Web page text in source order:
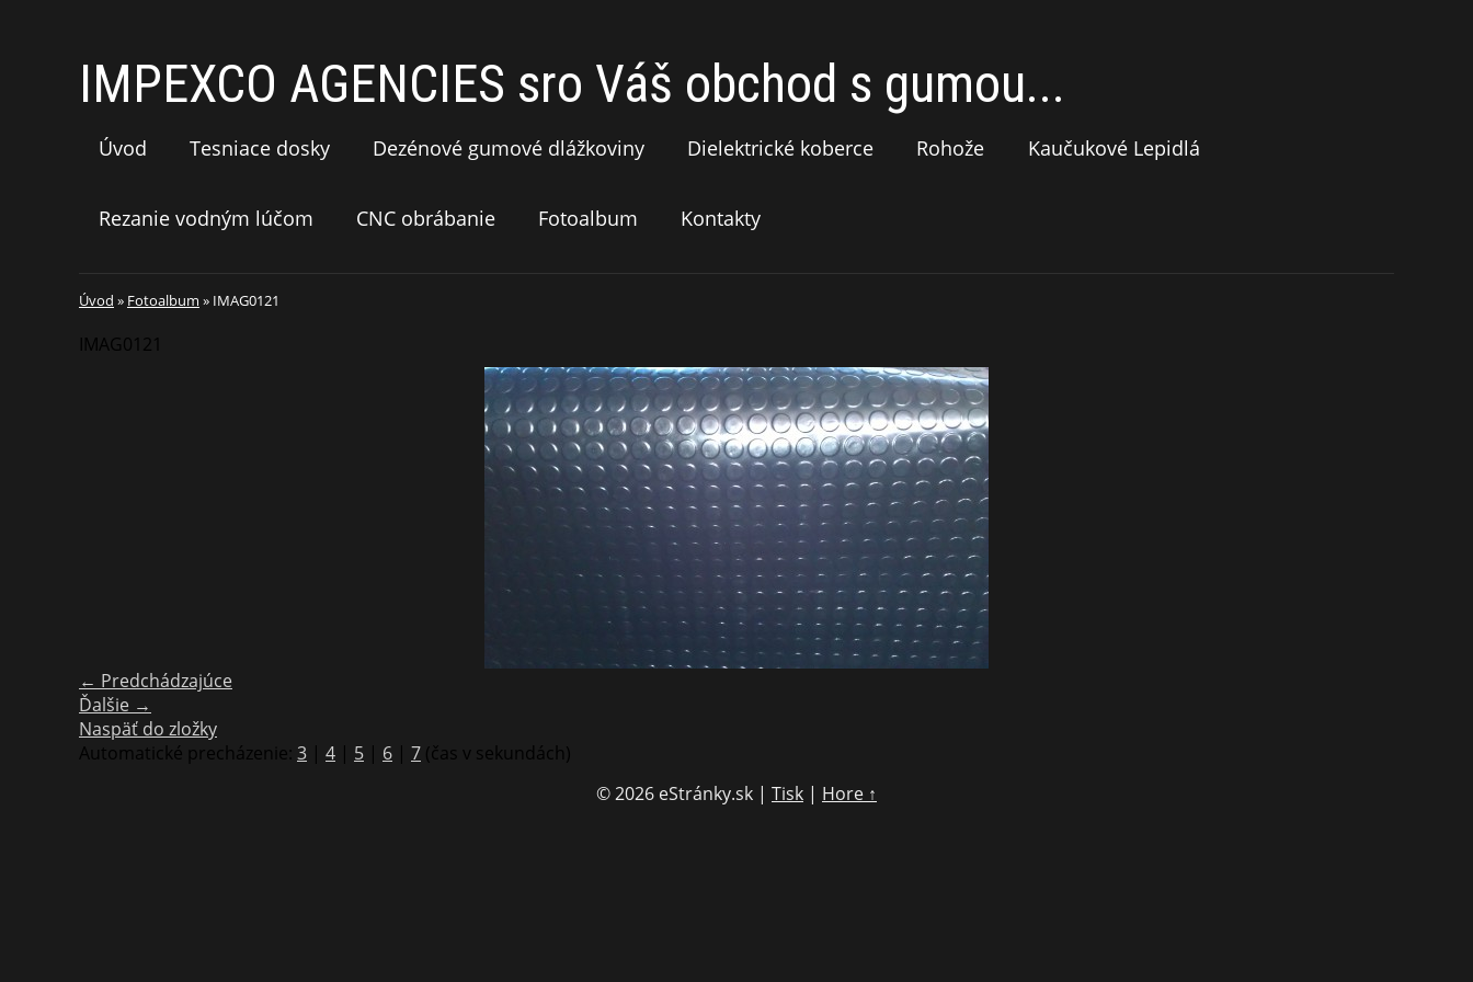
IMPEXCO AGENCIES sro Váš obchod s gumou...
Úvod Tesniace dosky Dezénové gumové dlážkoviny Dielektrické koberce Rohože Kaučukové Lepidlá
Rezanie vodným lúčom CNC obrábanie Fotoalbum Kontakty
Úvod » Fotoalbum » IMAG0121
IMAG0121
← Predchádzajúce
Ďalšie →
Naspäť do zložky
Automatické precházenie: 3 | 4 | 5 | 6 | 7 (čas v sekundách)
© 2026 eStránky.sk | Tisk | Hore ↑